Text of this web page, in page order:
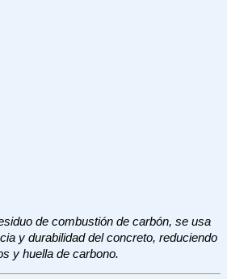
de combustión de carbón, se usa
y durabilidad del concreto, reduciendo
y huella de carbono.